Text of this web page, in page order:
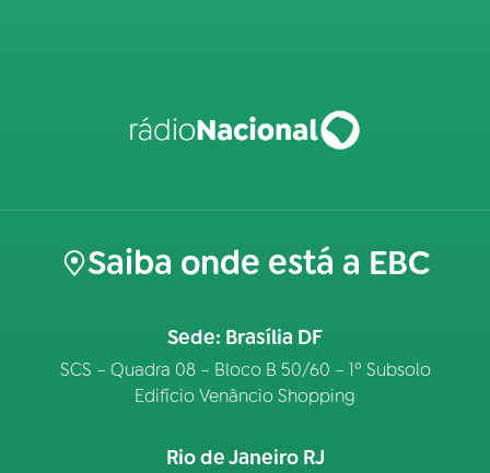
Saiba onde está a EBC
Sede: Brasília DF
SCS – Quadra 08 – Bloco B 50/60 – 1º Subsolo
Edifício Venâncio Shopping
Rio de Janeiro RJ